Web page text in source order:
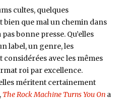
cultes, quelques
que mal un chemin dans
bonne presse. Qu’elles
label, un genre, les
avec les mêmes
roi par excellence.
méritent certainement
The Rock Machine Turns You On a